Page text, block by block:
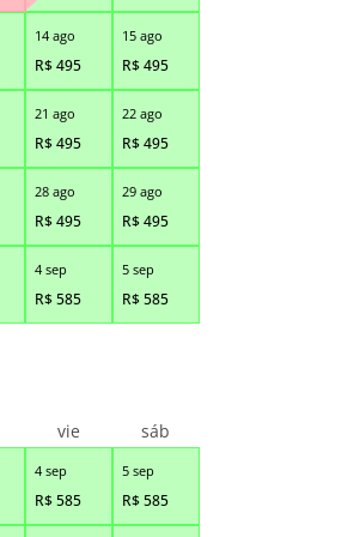
14 ago
R$495
15 ago
R$495
21 ago
R$495
22 ago
R$495
28 ago
R$495
29 ago
R$495
4 sep
R$585
5 sep
R$585
4 sep
R$585
5 sep
R$585
vie sáb